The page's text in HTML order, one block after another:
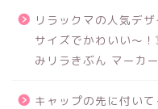
リラックマの人気デ
サイズでかわいい～
みリラきぶん マーカ
キャップの先に付い